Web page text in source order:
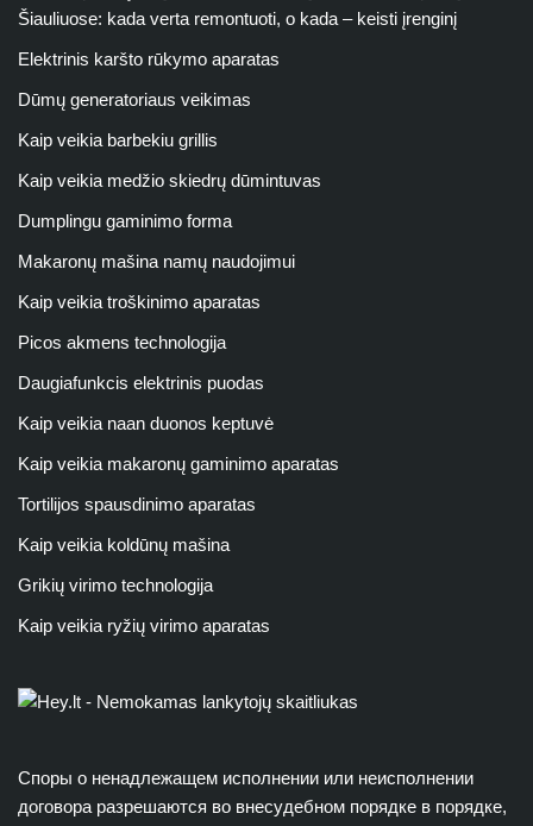
Šiauliuose: kada verta remontuoti, o kada – keisti įrenginį
Elektrinis karšto rūkymo aparatas
Dūmų generatoriaus veikimas
Kaip veikia barbekiu grillis
Kaip veikia medžio skiedrų dūmintuvas
Dumplingu gaminimo forma
Makaronų mašina namų naudojimui
Kaip veikia troškinimo aparatas
Picos akmens technologija
Daugiafunkcis elektrinis puodas
Kaip veikia naan duonos keptuvė
Kaip veikia makaronų gaminimo aparatas
Tortilijos spausdinimo aparatas
Kaip veikia koldūnų mašina
Grikių virimo technologija
Kaip veikia ryžių virimo aparatas
Споры о ненадлежащем исполнении или неисполнении
договора разрешаются во внесудебном порядке в порядке,